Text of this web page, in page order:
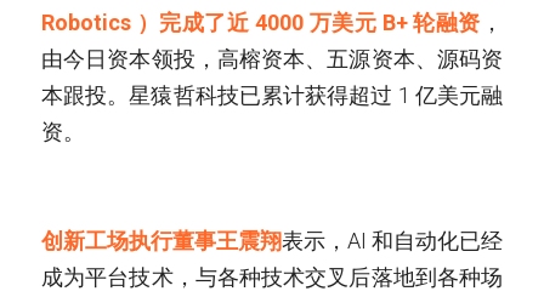
联系我们
加入我们
Robotics ）完成了近 4000 万美元 B+ 轮融资 ，
由今日资本领投，高榕资本、五源资本、源码资
本跟投。星猿哲科技已累计获得超过 1 亿美元融
资。
创新工场执行董事王震翔表示，AI 和自动化已经
成为平台技术，与各种技术交叉后落地到各种场